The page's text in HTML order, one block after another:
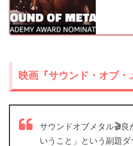
映画『サウンド・オブ・
サウンドオブメタル🎬
いうこと」という副題